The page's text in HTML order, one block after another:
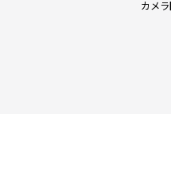
カメ